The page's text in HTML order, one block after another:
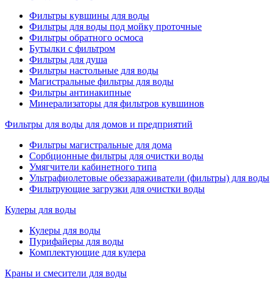
Фильтры кувшины для воды
Фильтры для воды под мойку проточные
Фильтры обратного осмоса
Бутылки с фильтром
Фильтры для душа
Фильтры настольные для воды
Магистральные фильтры для воды
Фильтры антинакипные
Минерализаторы для фильтров кувшинов
Фильтры для воды для домов и предприятий
Фильтры магистральные для дома
Сорбционные фильтры для очистки воды
Умягчители кабинетного типа
Ультрафиолетовые обеззараживатели (фильтры) для воды
Фильтрующие загрузки для очистки воды
Кулеры для воды
Кулеры для воды
Пурифайеры для воды
Комплектующие для кулера
Краны и смесители для воды